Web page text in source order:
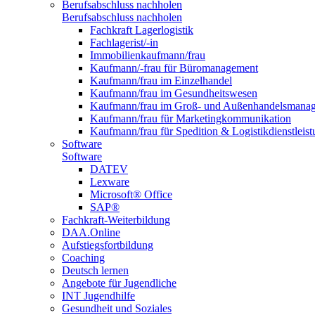
Berufsabschluss nachholen
Berufsabschluss nachholen
Fachkraft Lagerlogistik
Fachlagerist/-in
Immobilienkaufmann/frau
Kaufmann/-frau für Büromanagement
Kaufmann/frau im Einzelhandel
Kaufmann/frau im Gesundheitswesen
Kaufmann/frau im Groß- und
Kaufmann/frau für Marketingkommunikation
Kaufmann/frau für Spedition &
Software
Software
DATEV
Lexware
Microsoft® Office
SAP®
Fachkraft-Weiterbildung
DAA.Online
Aufstiegsfortbildung
Coaching
Deutsch lernen
Angebote für Jugendliche
INT Jugendhilfe
Gesundheit und Soziales